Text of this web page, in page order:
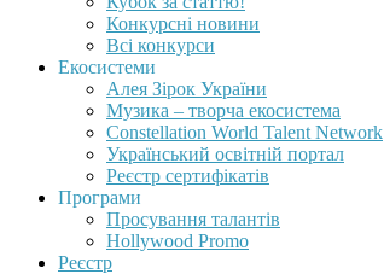
Конкурсні новини
Всі конкурси
Екосистеми
Алея Зірок України
Музика – творча екосистема
Constellation World Talent Network
Український освітній портал
Реєстр сертифікатів
Програми
Просування талантів
Hollywood Promo
Реєстр